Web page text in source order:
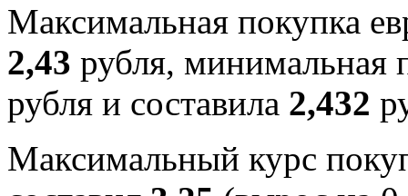
Максимальная покупка
2,43 рубля, минимальная
рубля и составила 2,432
Максимальный курс